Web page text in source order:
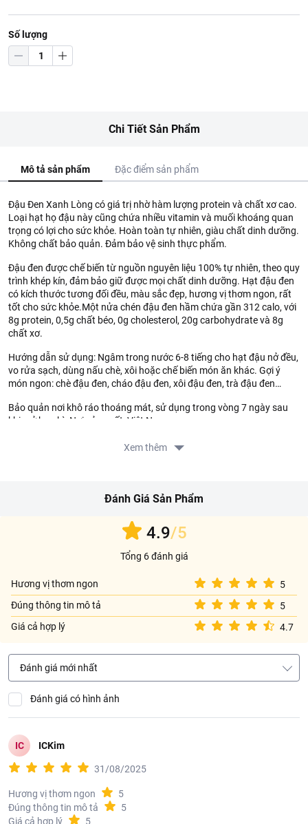
Số lượng
Chi Tiết Sản Phẩm
Mô tả sản phẩm Đặc điểm sản phẩm
Đậu Đen Xanh Lòng có giá trị nhờ hàm lượng protein và chất xơ cao.
Loại hạt họ đậu này cũng chứa nhiều vitamin và muối khoáng quan
trọng có lợi cho sức khỏe. Hoàn toàn tự nhiên, giàu chất dinh dưỡng.
Không chất bảo quản. Đảm bảo vệ sinh thực phẩm.
Đậu đen được chế biến từ nguồn nguyên liệu 100% tự nhiên, theo quy
trình khép kín, đảm bảo giữ được mọi chất dinh dưỡng. Hạt đậu đen
có kích thước tương đối đều, màu sắc đẹp, hương vị thơm ngon, rất
tốt cho sức khỏe.Một nửa chén đậu đen hầm chứa gần 312 calo, với
8g protein, 0,5g chất béo, 0g cholesterol, 20g carbohydrate và 8g
chất xơ.
Hướng dẫn sử dụng: Ngâm trong nước 6-8 tiếng cho hạt đậu nở đều,
vo rửa sạch, dùng nấu chè, xôi hoặc chế biến món ăn khác. Gợi ý
món ngon: chè đậu đen, cháo đậu đen, xôi đậu đen, trà đậu đen…
Bảo quản nơi khô ráo thoáng mát, sử dụng trong vòng 7 ngày sau
khi mở bao bì. Nơi sản xuất: Việt Nam.
Xem thêm
Đánh Giá Sản Phẩm
4.9/5
Tổng 6 đánh giá
Hương vị thơm ngon
5
Đúng thông tin mô tả
5
Giá cả hợp lý
4.7
Đánh giá mới nhất
Đánh giá có hình ảnh
IC ICKim
31/08/2025
Hương vị thơm ngon
5
Đúng thông tin mô tả
5
Giá cả hợp lý
5